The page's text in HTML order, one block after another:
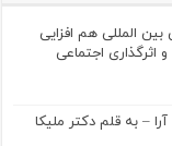
بین المللی هم افزایی
اجتماعی
– به قلم دکتر ملیکا